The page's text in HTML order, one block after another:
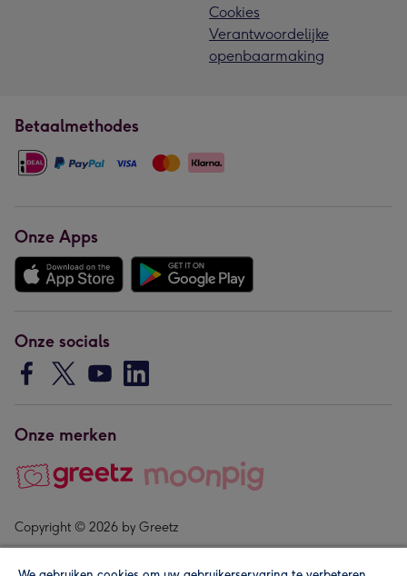
Cookies
Verantwoordelijke
openbaarmaking
Betaalmethodes
Onze Apps
Onze socials
Onze merken
Copyright © 2026 by Greetz